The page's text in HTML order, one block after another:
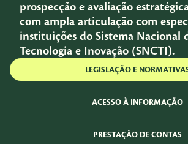
prospecção e avaliação
com ampla articulação com
instituições do Sistema Nacional
Tecnologia e Inovação (SNCTI).
LEGISLAÇÃO E
ACESSO À INFORMAÇÃO
PRESTAÇÃO DE CONTAS